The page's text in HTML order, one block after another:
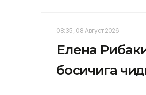
08:35, 08 Август 2026
Елена
босқичига